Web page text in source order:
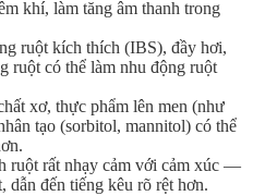
khí, làm tăng âm thanh trong
ruột kích thích (IBS), đầy hơi,
ruột có thể làm nhu động ruột
xơ, thực phẩm lên men (như
tạo (sorbitol, mannitol) có thể
ruột rất nhạy cảm với cảm xúc —
dẫn đến tiếng kêu rõ rệt hơn.